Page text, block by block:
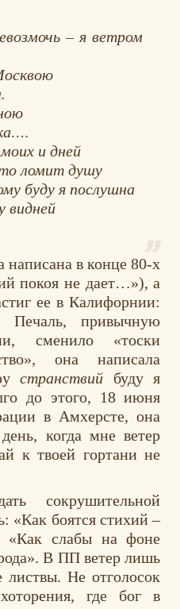
– я ветром
и дней
ломит душу
буду я послушна
видней
написана в конце 80-х
покоя не дает…»), а
ее в Калифорнии:
привычную
сменило «тоски
она написала
странствий буду я
до этого, 18 июня
в Амхерсте, она
когда мне ветер
к твоей гортани не
сокрушительной
«Как боятся стихий –
«Как слабы на фоне
В ПП ветер лишь
листвы. Не отголосок
где бог в